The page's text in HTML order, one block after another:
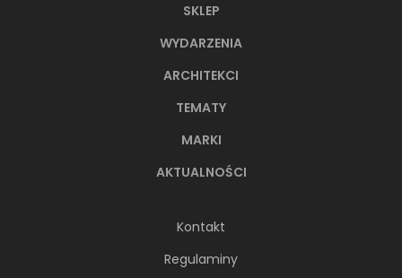
SKLEP
WYDARZENIA
ARCHITEKCI
TEMATY
MARKI
AKTUALNOŚCI
Kontakt
Regulaminy